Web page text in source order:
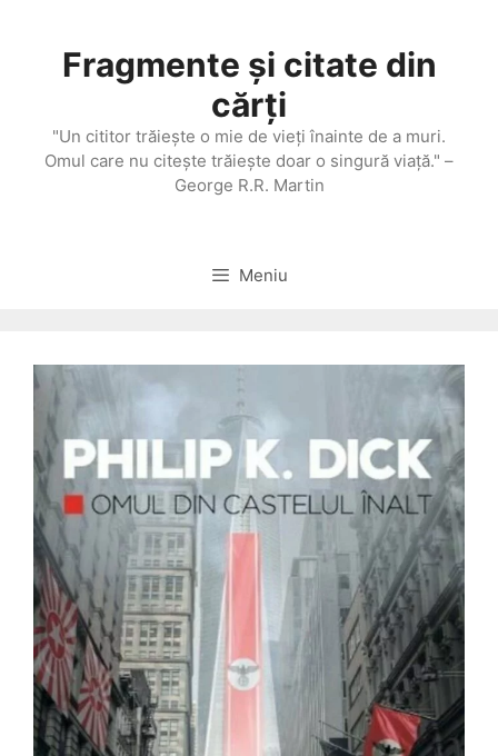
conținutFragmente și citate din
cărți
"Un cititor trăieşte o mie de vieţi înainte de a muri.
Omul care nu citeşte trăieşte doar o singură viaţă." –
George R.R. Martin
Meniu